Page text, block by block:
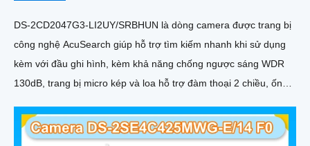
DS-2CD2047G3-LI2UY/SRBHUN là dòng camera được trang bị
công nghệ AcuSearch giúp hỗ trợ tìm kiếm nhanh khi sử dụng
kèm với đầu ghi hình, kèm khả năng chống ngược sáng WDR
130dB, trang bị micro kép và loa hỗ trợ đàm thoại 2 chiều, ống